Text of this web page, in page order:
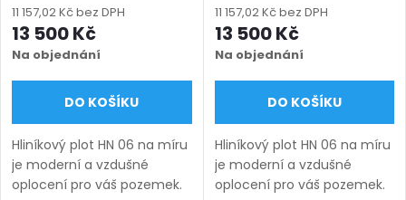
výška 750 - 2000 mm),
modrá RAL 5010 matná
11 157,02 Kč bez DPH
13 500 Kč
Na objednání
DO KOŠÍKU
Hliníkový plot HN 06 na míru
je moderní a vzdušné
oplocení pro váš pozemek.
výška 750 - 2000 mm),
šedá RAL 7030 matná
11 157,02 Kč bez DPH
13 500 Kč
Na objednání
DO KOŠÍKU
Hliníkový plot HN 06 na míru
je moderní a vzdušné
oplocení pro váš pozemek.